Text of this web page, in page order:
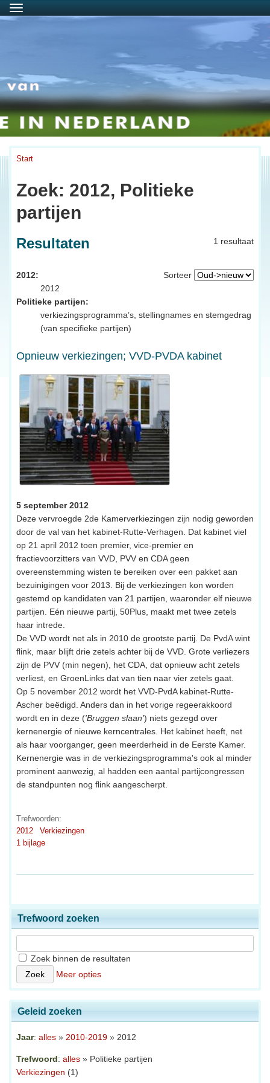
Menu
Start
Zoek: 2012, Politieke
partijen
1 resultaat
Resultaten
Sorteer
2012:
2012
Politieke partijen:
verkiezingsprogramma’s, stellingnames en stemgedrag
(van specifieke partijen)
Opnieuw verkiezingen; VVD-PVDA kabinet
5 september 2012
Deze vervroegde 2de Kamerverkiezingen zijn nodig geworden
door de val van het kabinet-Rutte-Verhagen. Dat kabinet viel
op 21 april 2012 toen premier, vice-premier en
fractievoorzitters van VVD, PVV en CDA geen
overeenstemming wisten te bereiken over een pakket aan
bezuinigingen voor 2013. Bij de verkiezingen kon worden
gestemd op kandidaten van 21 partijen, waaronder elf nieuwe
partijen. Eén nieuwe partij, 50Plus, maakt met twee zetels
haar intrede.
De VVD wordt net als in 2010 de grootste partij. De PvdA wint
flink, maar blijft drie zetels achter bij de VVD. Grote verliezers
zijn de PVV (min negen), het CDA, dat opnieuw acht zetels
verliest, en GroenLinks dat van tien naar vier zetels gaat.
Op 5 november 2012 wordt het VVD-PvdA kabinet-Rutte-
Ascher beëdigd. Anders dan in het vorige regeerakkoord
wordt en in deze ('Bruggen slaan') niets gezegd over
kernenergie of nieuwe kerncentrales. Het kabinet heeft, net
als haar voorganger, geen meerderheid in de Eerste Kamer.
Kernenergie was in de verkiezingsprogramma's ook al minder
prominent aanwezig, al hadden een aantal partijcongressen
de standpunten nog flink aangescherpt.
Trefwoorden:
2012
Verkiezingen
1 bijlage
Trefwoord zoeken
Zoek binnen de resultaten
Meer opties
Geleid zoeken
Jaar: alles » 2010-2019 » 2012
Trefwoord: alles » Politieke partijen
Verkiezingen (1)